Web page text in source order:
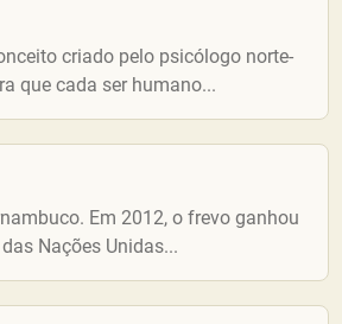
criado pelo psicólogo norte-
que cada ser humano...
Em 2012, o frevo ganhou
Nações Unidas...